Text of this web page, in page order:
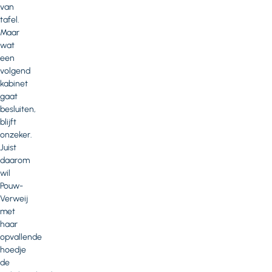
van
tafel.
Maar
wat
een
volgend
kabinet
gaat
besluiten,
blijft
onzeker.
Juist
daarom
wil
Pouw-
Verweij
met
haar
opvallende
hoedje
de